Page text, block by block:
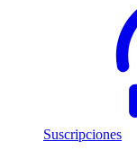
Suscripciones